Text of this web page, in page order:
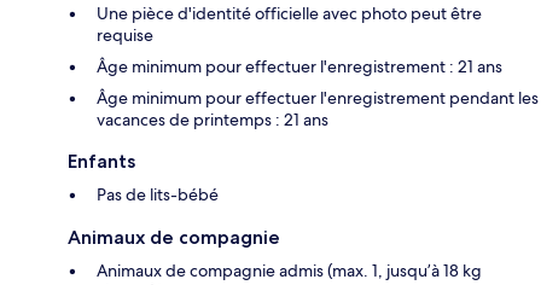
Une pièce d'identité officielle avec photo peut être
requise
Âge minimum pour effectuer l'enregistrement : 21 ans
Âge minimum pour effectuer l'enregistrement pendant les
vacances de printemps : 21 ans
Enfants
Pas de lits-bébé
Animaux de compagnie
Animaux de compagnie admis (max. 1, jusqu’à 18 kg